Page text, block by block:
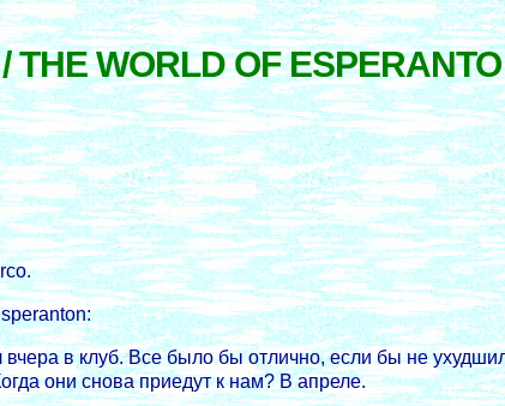
WORLD OF ESPERANTO
в клуб. Все было бы отлично, если бы не
они снова приедут к нам? В апреле.